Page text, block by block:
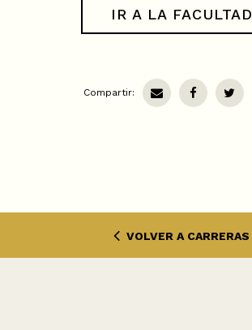
IR A LA FACULTAD
Compartir:
VOLVER A CARRERAS